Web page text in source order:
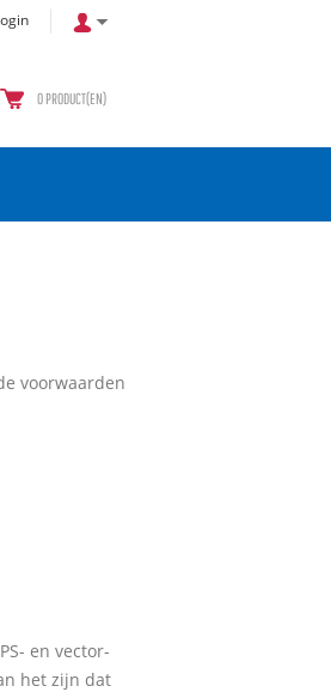
0 PRODUCT(EN)
voorwaarden
en vector-
het zijn dat